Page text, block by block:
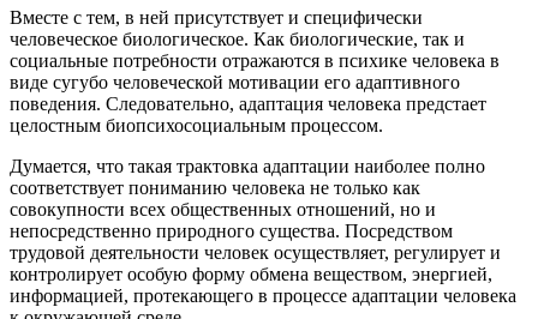
Вместе с тем, в ней присутствует и специфически
человеческое биологическое. Как биологические, так и
социальные потребности отражаются в психике человека в
виде сугубо человеческой мотивации его адаптивного
поведения. Следовательно, адаптация человека предстает
целостным биопсихосоциальным процессом.
Думается, что такая трактовка адаптации наиболее полно
соответствует пониманию человека не только как
совокупности всех общественных отношений, но и
непосредственно природного существа. Посредством
трудовой деятельности человек осуществляет, регулирует и
контролирует особую форму обмена веществом, энергией,
информацией, протекающего в процессе адаптации человека